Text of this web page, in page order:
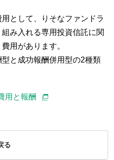
として、りそなファンドラ
み入れる専用投資信託に関
用があります。
と成功報酬併用型の2種類
用と報酬
る